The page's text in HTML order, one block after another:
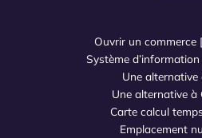
Ouvrir un commerce
Système
Une alternative
Une alternative à
Carte calcul
Emplacement